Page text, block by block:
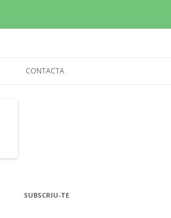
CONTACTA
SUBSCRIU-TE